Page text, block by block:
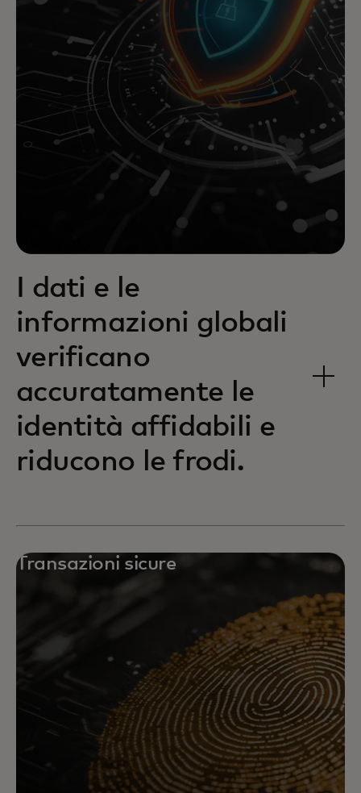
I dati e le
informazioni globali
verificano
accuratamente le
identità affidabili e
riducono le frodi.
Transazioni sicure